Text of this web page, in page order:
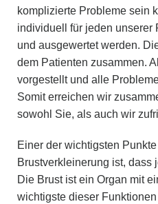
komplizierte Probleme sein
individuell für jeden unserer
und ausgewertet werden.
dem Patienten zusammen.
vorgestellt und alle
Somit erreichen wir
sowohl Sie, als auch wir
Einer der wichtigsten
Brustverkleinerung ist, dass
Die Brust ist ein Organ mit
wichtigste dieser